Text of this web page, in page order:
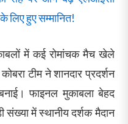
लिए हुए सम्मानित!
में कई रोमांचक मैच खेले
टीम ने शानदार प्रदर्शन
फाइनल मुकाबला बेहद
में स्थानीय दर्शक मैदान